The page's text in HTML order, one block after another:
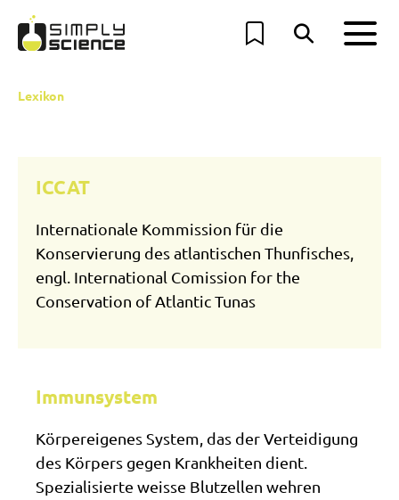
Lexikon
ICCAT
Internationale Kommission für die
Konservierung des atlantischen Thunfisches,
engl. International Comission for the
Conservation of Atlantic Tunas
Immunsystem
Körpereigenes System, das der Verteidigung
des Körpers gegen Krankheiten dient.
Spezialisierte weisse Blutzellen wehren